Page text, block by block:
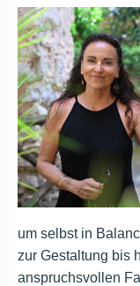
um selbst in
zur Gestaltung bis
anspruchsvollen